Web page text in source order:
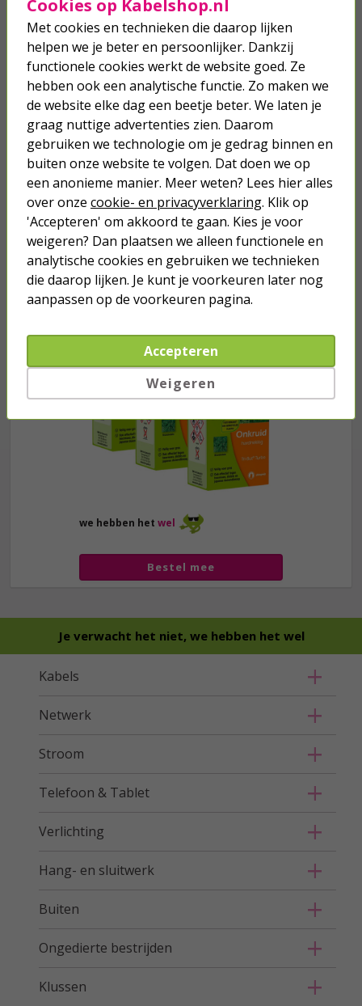
Je verwacht het niet
Turbo onkruidverdelger (Concentraat,
3x 100ml) | Ook voor je gazon!
40,
89
we hebben het wel
Bestel mee
(Lava, Bio-label)
18,50
Koemest | Ecotop | 45 liter (25 m²,
Organisch)
13,50
Je verwacht het niet, we hebben het wel
Kabels
Netwerk
Stroom
Telefoon & Tablet
Verlichting
Hang- en sluitwerk
Buiten
Ongedierte bestrijden
Klussen
Cookies op Kabelshop.nl
Met cookies en technieken die daarop lijken
helpen we je beter en persoonlijker. Dankzij
functionele cookies werkt de website goed. Ze
hebben ook een analytische functie. Zo maken we
de website elke dag een beetje beter. We laten je
graag nuttige advertenties zien. Daarom
gebruiken we technologie om je gedrag binnen en
buiten onze website te volgen. Dat doen we op
een anonieme manier. Meer weten? Lees hier alles
over onze cookie- en privacyverklaring. Klik op
'Accepteren' om akkoord te gaan. Kies je voor
weigeren? Dan plaatsen we alleen functionele en
analytische cookies en gebruiken we technieken
die daarop lijken. Je kunt je voorkeuren later nog
aanpassen op de voorkeuren pagina.
Accepteren
Weigeren